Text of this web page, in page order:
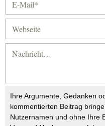
Ihre Argumente, Gedanken
kommentierten Beitrag
Nutzernamen und ohne Ihre